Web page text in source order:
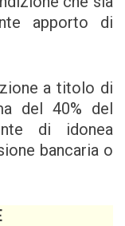
apporto di
a titolo di
del 40% del
di idonea
bancaria o